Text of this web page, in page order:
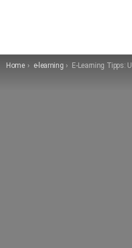
You are here:
Home e-learning E-Learning Tipps: Ultimative & Effortless Methoden